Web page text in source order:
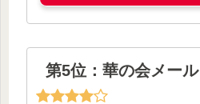
第5位：華の会メール